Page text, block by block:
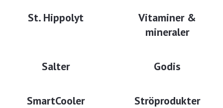
St. Hippolyt
Vitaminer &
mineraler
Salter Godis
SmartCooler Ströprodukter